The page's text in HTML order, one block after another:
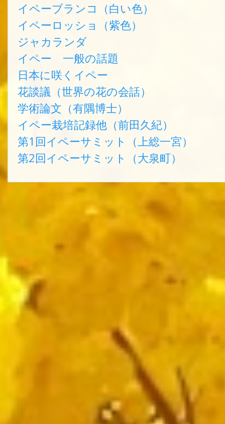
イペーブランコ（白い色）
イペーロッショ（紫色）
ジャカランダ
イペー 一般の話題
日本に咲くイペー
花談議（世界の花の会話）
学術論文（有隅博士）
イペー栽培記録他（前田久紀）
第1回イペーサミット（上総一宮）
第2回イペーサミット（大泉町）